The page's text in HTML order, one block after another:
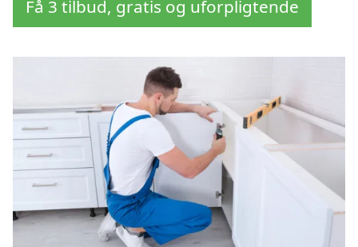
Få 3 tilbud, gratis og uforpligtende